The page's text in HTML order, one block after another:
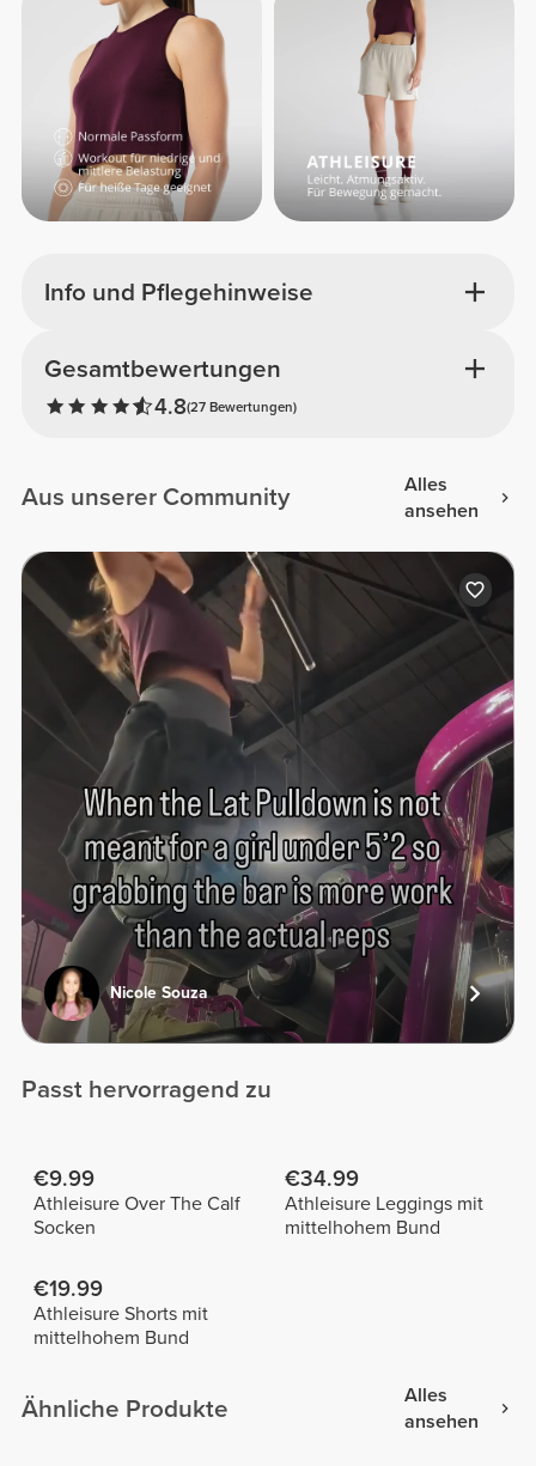
Info und Pflegehinweise
Gesamtbewertungen
4.8(27 Bewertungen)
Aus unserer Community
Alles
ansehen
Nicole Souza
Passt hervorragend zu
€9.99
Athleisure Over The Calf
Socken
€34.99
Athleisure Leggings mit
mittelhohem Bund
€19.99
Athleisure Shorts mit
mittelhohem Bund
Ähnliche Produkte
Alles
ansehen